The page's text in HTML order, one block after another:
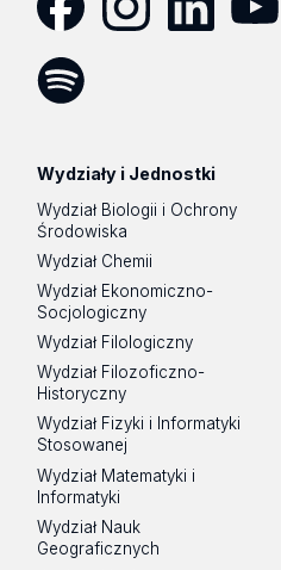
Wydziały i Jednostki
Wydział Biologii i Ochrony
Środowiska
Wydział Chemii
Wydział Ekonomiczno-
Socjologiczny
Wydział Filologiczny
Wydział Filozoficzno-
Historyczny
Wydział Fizyki i Informatyki
Stosowanej
Wydział Matematyki i
Informatyki
Wydział Nauk
Geograficznych